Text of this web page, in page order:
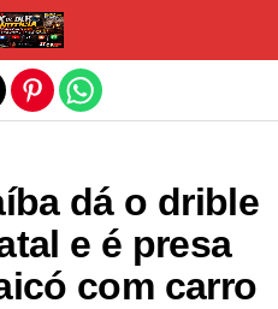
dá o drible
e é presa
com carro
mobile